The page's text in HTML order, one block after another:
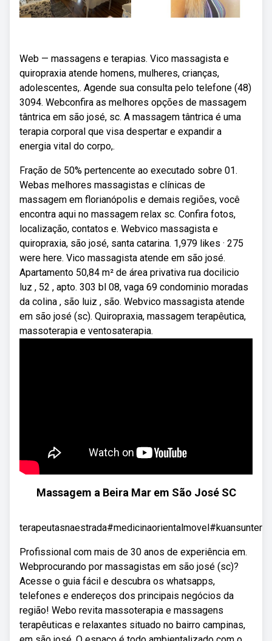
Web — massagens e terapias. Vico massagista e
quiropraxia atende homens, mulheres, crianças,
adolescentes,. Agende sua consulta pelo telefone (48)
3094. Webconfira as melhores opções de massagem
tântrica em são josé, sc. A massagem tântrica é uma
terapia corporal que visa despertar e expandir a
energia vital do corpo,.
Fração de 50% pertencente ao executado sobre 01.
Webas melhores massagistas e clínicas de
massagem em florianópolis e demais regiões, você
encontra aqui no massagem relax sc. Confira fotos,
localização, contatos e. Webvico massagista e
quiropraxia, são josé, santa catarina. 1,979 likes · 275
were here. Vico massagista atende em são josé.
Apartamento 50,84 m² de área privativa rua docilicio
luz , 52 , apto. 303 bl 08, vaga 69 condominio moradas
da colina , são luiz , são. Webvico massagista atende
em são josé (sc). Quiropraxia, massagem terapêutica,
massoterapia e ventosaterapia.
Massagem a Beira Mar em São José SC
Profissional com mais de 30 anos de experiência em.
Webprocurando por massagistas em são josé (sc)?
Acesse o guia fácil e descubra os whatsapps,
telefones e endereços dos principais negócios da
região! Webo revita massoterapia e massagens
terapêuticas e relaxantes situado no bairro campinas,